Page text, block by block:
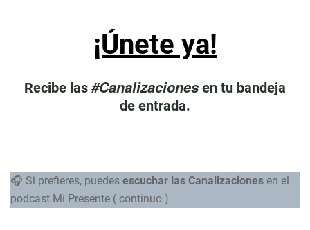
¡Únete ya!
Recibe las #Canalizaciones en tu bandeja
de entrada.
🎧 Si prefieres, puedes escuchar las Canalizaciones en el
podcast Mi Presente ( continuo )